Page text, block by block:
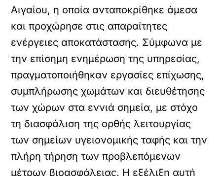
Αιγαίου, η οποία ανταποκρίθηκε άμεσα
και προχώρησε στις απαραίτητες
ενέργειες αποκατάστασης. Σύμφωνα με
την επίσημη ενημέρωση της υπηρεσίας,
πραγματοποιήθηκαν εργασίες επίχωσης,
συμπλήρωσης χωμάτων και διευθέτησης
των χώρων στα εννιά σημεία, με στόχο
τη διασφάλιση της ορθής λειτουργίας
των σημείων υγειονομικής ταφής και την
πλήρη τήρηση των προβλεπόμενων
μέτρων βιοασφάλειας. Η εξέλιξη αυτή